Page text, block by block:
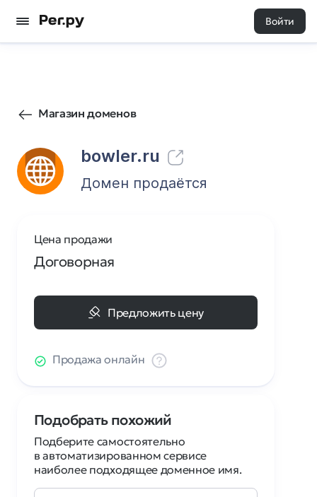
Войти
Магазин доменов
bowler.ru
3 0
Домен продаётся
Цена продажи
Договорная
Предложить цену
Продажа онлайн
Подобрать похожий
Подберите самостоятельно
в автоматизированном сервисе
наиболее подходящее доменное имя.